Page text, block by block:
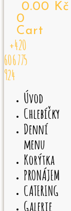
0.00 Kč
0
Cart
+420
606 775
924
Úvod
Chlebíčky
Denní
menu
Korýtka
PRONÁJEM
CATERING
Galerie